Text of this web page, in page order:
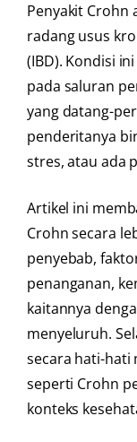
Penyakit Crohn
radang usus
(IBD). Kondisi
pada saluran
yang datang-
penderitanya
stres, atau ada
Artikel ini
Crohn secara
penyebab,
penanganan,
kaitannya
menyeluruh.
secara hati-hati
seperti Crohn
konteks